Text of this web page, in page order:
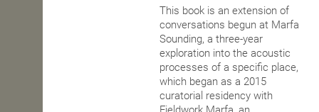
This book is an extension of
conversations begun at Marfa
Sounding, a three-year
exploration into the acoustic
processes of a specific place,
which began as a 2015
curatorial residency with